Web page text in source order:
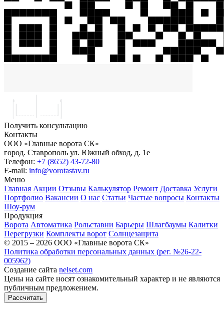
Получить консультацию
Контакты
ООО «Главные ворота СК»
город. Ставрополь ул. Южный обход, д. 1е
Телефон: +7 (8652) 43-72-80
E-mail: info@vorotastav.ru
Меню
Главная Акции Отзывы Калькулятор Ремонт Доставка Услуги
Портфолио Вакансии О нас Статьи Частые вопросы Контакты
Шоу-рум
Продукция
Ворота Автоматика Рольставни Барьеры Шлагбаумы Калитки
Перегрузки Комплекты ворот Солнцезащита
© 2015 – 2026 ООО «Главные ворота СК»
Политика обработки персональных данных (рег. №26-22-
005962)
Создание сайта nelset.com
Цены на сайте носят ознакомительный характер и не являются
публичным предложением.
Рассчитать